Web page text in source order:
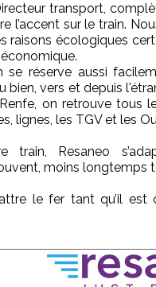
transport,
l’accent sur le train.
raisons écologiques
se réserve aussi
bien, vers et depuis
on retrouve tous
lignes, les TGV et les
train, Resaneo
moins longtemps
le fer tant qu’il est